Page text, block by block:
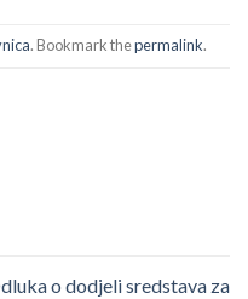
. Bookmark thepermalink.
o dodjeli sredstava za